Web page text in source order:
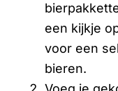
een kijkje
voor een
bieren.